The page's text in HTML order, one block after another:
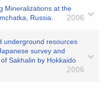
Mineralizations at the
Russia.
2006
underground resources
survey and
Sakhalin by Hokkaido
2006